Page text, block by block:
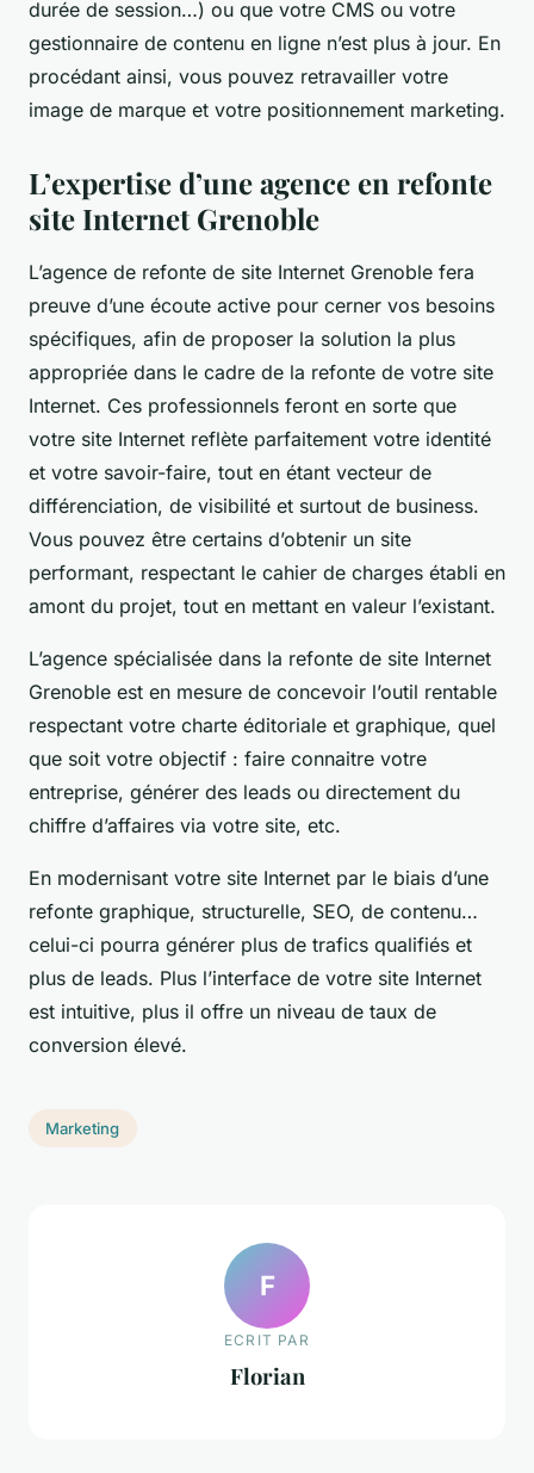
durée de session…) ou que votre CMS ou votre
gestionnaire de contenu en ligne n’est plus à jour. En
procédant ainsi, vous pouvez retravailler votre
image de marque et votre positionnement marketing.
L’expertise d’une agence en refonte
site Internet Grenoble
L’agence de refonte de site Internet Grenoble fera
preuve d’une écoute active pour cerner vos besoins
spécifiques, afin de proposer la solution la plus
appropriée dans le cadre de la refonte de votre site
Internet. Ces professionnels feront en sorte que
votre site Internet reflète parfaitement votre identité
et votre savoir-faire, tout en étant vecteur de
différenciation, de visibilité et surtout de business.
Vous pouvez être certains d’obtenir un site
performant, respectant le cahier de charges établi en
amont du projet, tout en mettant en valeur l’existant.
L’agence spécialisée dans la refonte de site Internet
Grenoble est en mesure de concevoir l’outil rentable
respectant votre charte éditoriale et graphique, quel
que soit votre objectif : faire connaitre votre
entreprise, générer des leads ou directement du
chiffre d’affaires via votre site, etc.
En modernisant votre site Internet par le biais d’une
refonte graphique, structurelle, SEO, de contenu…
celui-ci pourra générer plus de trafics qualifiés et
plus de leads. Plus l’interface de votre site Internet
est intuitive, plus il offre un niveau de taux de
conversion élevé.
Marketing
F
ECRIT PAR
Florian